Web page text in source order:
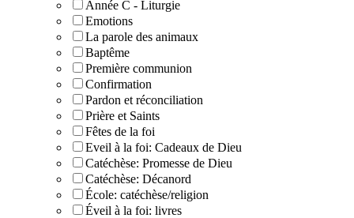
Année C - Liturgie
Emotions
La parole des animaux
Baptême
Première communion
Confirmation
Pardon et réconciliation
Prière et Saints
Fêtes de la foi
Eveil à la foi: Cadeaux de Dieu
Catéchèse: Promesse de Dieu
Catéchèse: Décanord
École: catéchèse/religion
Éveil à la foi: livres